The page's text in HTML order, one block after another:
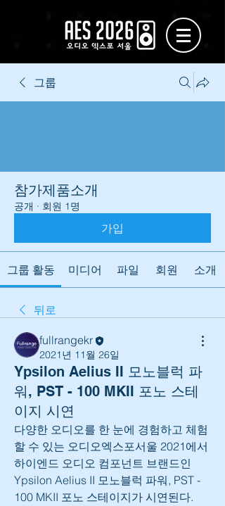
그룹
참가제품소개
공개 · 회원 1명
가입
그룹 활동 미디어 파일 회원 소개
뒤로
fullrangekr
2021년 11월 26일
Ypsilon Aelius II 모노블럭 파
워, PST - 100 MKII 포노 스테
이지 시연
다양한 오디오를 한 눈에 경험하고 체험
할 수 있는 오디오엑스포서울 2021에서
하이엔드 오디오 컴포넌트 브랜드인
Ypsilon Aelius II 모노블럭 파워, PST -
100 MKII 포노 스테이지가 시연된다.